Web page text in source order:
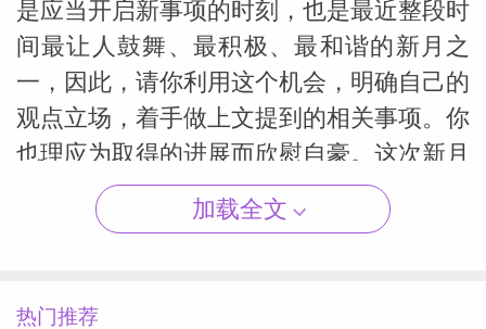
（Susan
是应当开启新事项的时刻，也是最近整段时
间最让人鼓舞、最积极、最和谐的新月之
一，因此，请你利用这个机会，明确自己的
观点立场，着手做上文提到的相关事项。你
也理应为取得的进展而欣慰自豪。这次新月
对所有人都很特别，但我认为，作为金牛
座，作为和摩羯座一样同为土象星座的金牛
加载全文
热门推荐